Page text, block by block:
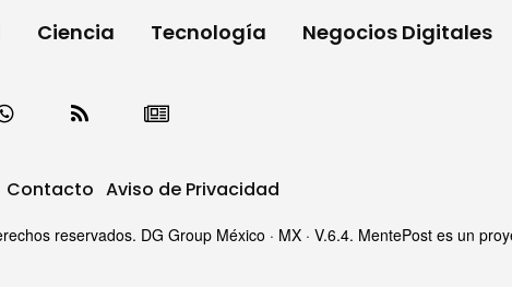
Ciencia Tecnología Negocios Digitales
Contacto Aviso de Privacidad
reservados. DG Group México · MX · V.6.4. MentePost es un